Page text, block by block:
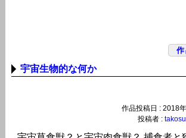
宇宙生物的な何か
作品投稿日 : 2018
投稿者 :takosu